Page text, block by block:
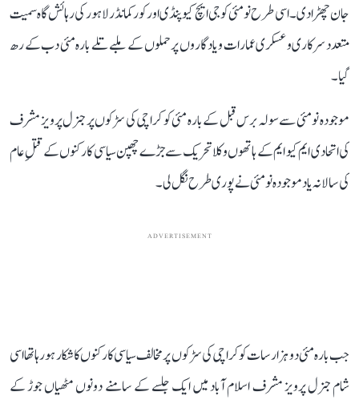
جان چھڑا دی۔ اسی طرح نو مئی کو جی ایچ کیو پنڈی اور کور کمانڈر لاہور کی رہائش گاہ سمیت
متعدد سرکاری و عسکری عمارات و یادگاروں پر حملوں کے ملبے تلے بارہ مئی دب کے رھ
گیا۔
موجودہ نو مئی سے سولہ برس قبل کے بارہ مئی کو کراچی کی سڑکوں پر جنرل پرویز مشرف
کی اتحادی ایم کیو ایم کے ہاتھوں وکلا تحریک سے جڑے چھپن سیاسی کارکنوں کے قتلِ عام
کی سالانہ یاد موجودہ نو مئی نے پوری طرح نگل لی۔
ADVERTISEMENT
جب بارہ مئی دو ہزار سات کو کراچی کی سڑکوں پر مخالف سیاسی کارکنوں کا شکار ہو رہا تھا اسی
شام جنرل پرویز مشرف اسلام آباد میں ایک جلسے کے سامنے دونوں مٹھیاں جوڑ کے